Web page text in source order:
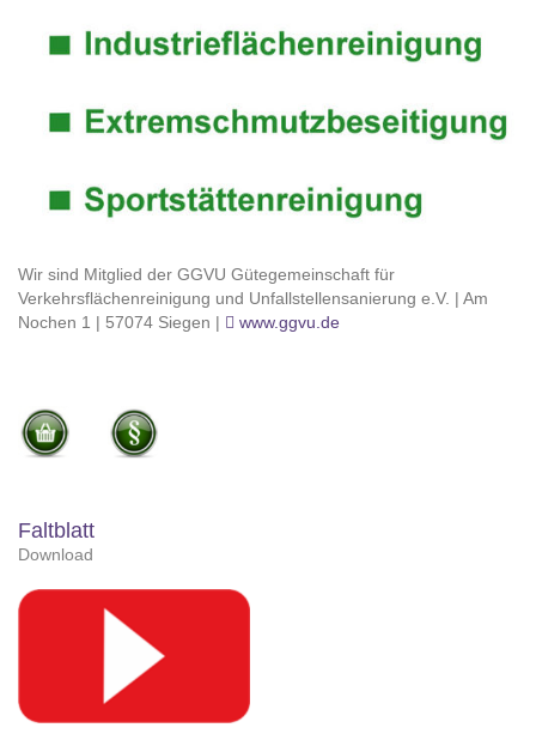
Wir sind Mitglied der GGVU Gütegemeinschaft für
Verkehrsflächenreinigung und Unfallstellensanierung e.V. | Am
Nochen 1 | 57074 Siegen |
www.ggvu.de
Faltblatt
Download